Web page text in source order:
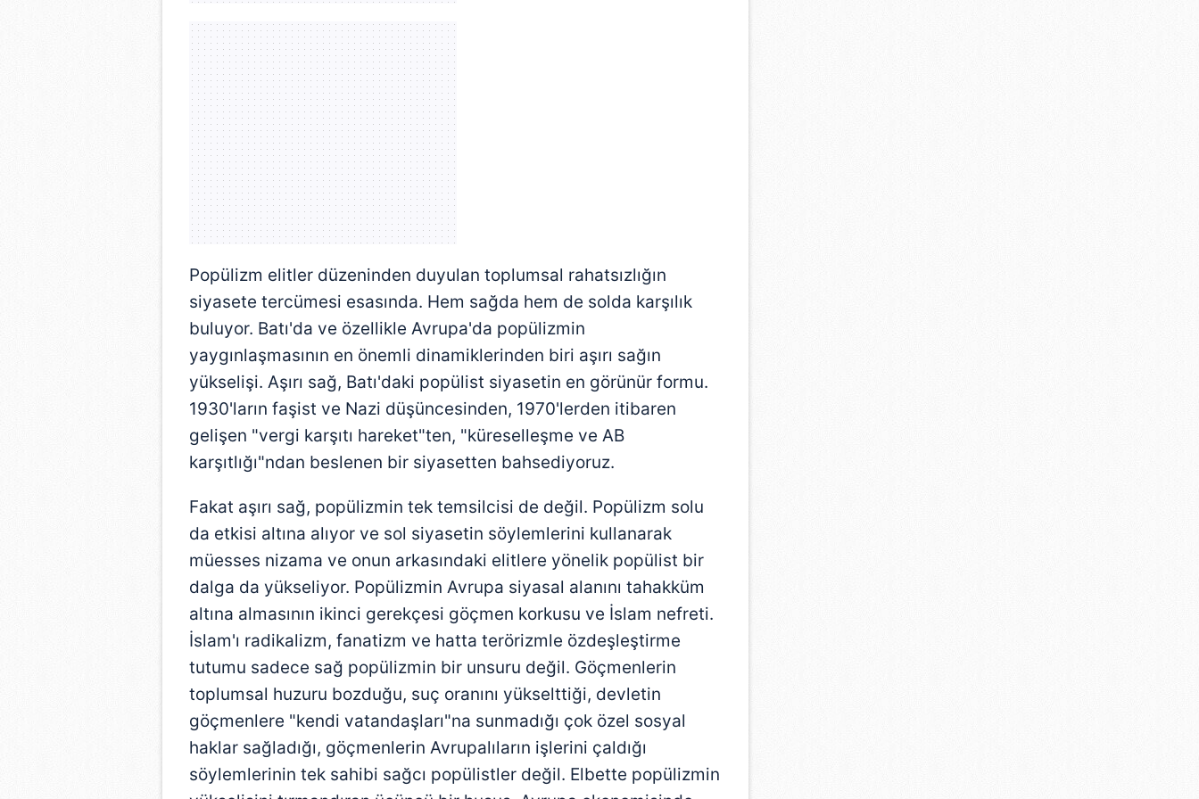
Popülizm elitler düzeninden duyulan toplumsal rahatsızlığın
siyasete tercümesi esasında. Hem sağda hem de solda karşılık
buluyor. Batı'da ve özellikle Avrupa'da popülizmin
yaygınlaşmasının en önemli dinamiklerinden biri aşırı sağın
yükselişi. Aşırı sağ, Batı'daki popülist siyasetin en görünür formu.
1930'ların faşist ve Nazi düşüncesinden, 1970'lerden itibaren
gelişen "vergi karşıtı hareket"ten, "küreselleşme ve AB
karşıtlığı"ndan beslenen bir siyasetten bahsediyoruz.
Fakat aşırı sağ, popülizmin tek temsilcisi de değil. Popülizm solu
da etkisi altına alıyor ve sol siyasetin söylemlerini kullanarak
müesses nizama ve onun arkasındaki elitlere yönelik popülist bir
dalga da yükseliyor. Popülizmin Avrupa siyasal alanını tahakküm
altına almasının ikinci gerekçesi göçmen korkusu ve İslam nefreti.
İslam'ı radikalizm, fanatizm ve hatta terörizmle özdeşleştirme
tutumu sadece sağ popülizmin bir unsuru değil. Göçmenlerin
toplumsal huzuru bozduğu, suç oranını yükselttiği, devletin
göçmenlere "kendi vatandaşları"na sunmadığı çok özel sosyal
haklar sağladığı, göçmenlerin Avrupalıların işlerini çaldığı
söylemlerinin tek sahibi sağcı popülistler değil. Elbette popülizmin